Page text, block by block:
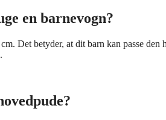
en barnevogn?
Det betyder, at dit barn kan passe